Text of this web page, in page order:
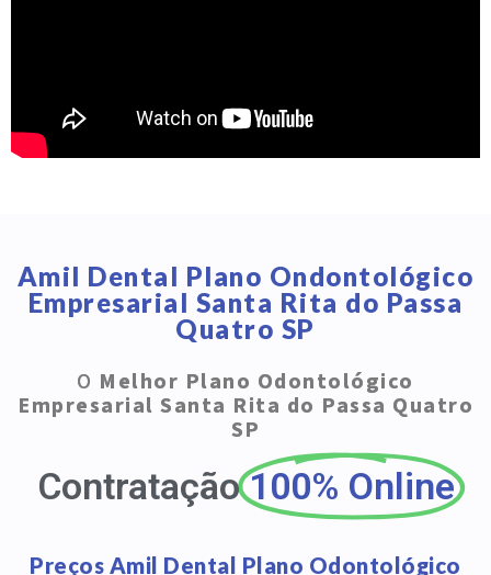
Amil Dental Plano Ondontológico
Empresarial Santa Rita do Passa
Quatro SP
O Melhor Plano Odontológico
Empresarial Santa Rita do Passa Quatro
SP
Contratação 100% Online
Preços Amil Dental Plano Odontológico